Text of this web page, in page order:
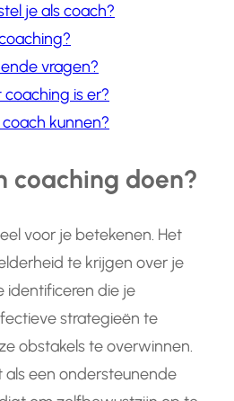
je als coach?
vragen?
is er?
kunnen?
coaching doen?
voor je betekenen. Het
te krijgen over je
identificeren die je
strategieën te
obstakels te overwinnen.
als een ondersteunende